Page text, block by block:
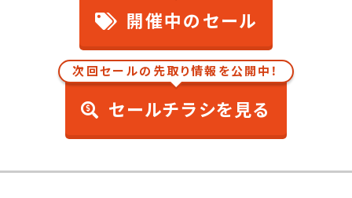
開催中のセール
次回セールの先取り情報を公開中！
セールチラシを見る